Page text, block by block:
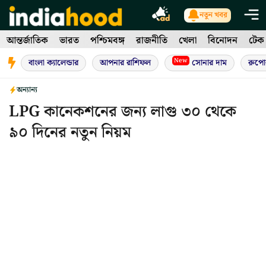
Skip
to
content
নতুন খবর
আন্তর্জাতিক ভারত পশ্চিমবঙ্গ রাজনীতি খেলা বিনোদন টেক
বাংলা ক্যালেন্ডার আপনার রাশিফল New সোনার দাম
অন্যান্য
LPG কানেকশনের জন্য লাগু ৩০ থেকে
৯০ দিনের নতুন নিয়ম